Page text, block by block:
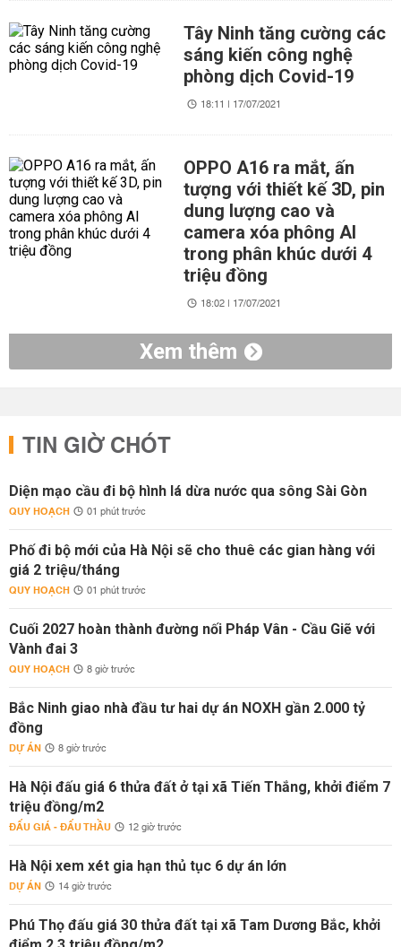
Tây Ninh tăng cường các
sáng kiến công nghệ
phòng dịch Covid-19
18:11 | 17/07/2021
OPPO A16 ra mắt, ấn
tượng với thiết kế 3D, pin
dung lượng cao và
camera xóa phông AI
trong phân khúc dưới 4
triệu đồng
18:02 | 17/07/2021
Xem thêm
TIN GIỜ CHÓT
Diện mạo cầu đi bộ hình lá dừa nước qua sông Sài Gòn
QUY HOẠCH 01 phút trước
Phố đi bộ mới của Hà Nội sẽ cho thuê các gian hàng với
giá 2 triệu/tháng
QUY HOẠCH 01 phút trước
Cuối 2027 hoàn thành đường nối Pháp Vân - Cầu Giẽ với
Vành đai 3
QUY HOẠCH 8 giờ trước
Bắc Ninh giao nhà đầu tư hai dự án NOXH gần 2.000 tỷ
đồng
DỰ ÁN 8 giờ trước
Hà Nội đấu giá 6 thửa đất ở tại xã Tiến Thắng, khởi điểm 7
triệu đồng/m2
ĐẤU GIÁ - ĐẤU THẦU 12 giờ trước
Hà Nội xem xét gia hạn thủ tục 6 dự án lớn
DỰ ÁN 14 giờ trước
Phú Thọ đấu giá 30 thửa đất tại xã Tam Dương Bắc, khởi